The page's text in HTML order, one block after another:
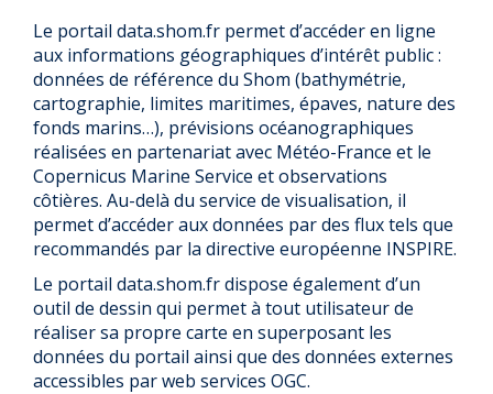
Le portail data.shom.fr permet d’accéder en ligne
aux informations géographiques d’intérêt public :
données de référence du Shom (bathymétrie,
cartographie, limites maritimes, épaves, nature des
fonds marins…), prévisions océanographiques
réalisées en partenariat avec Météo-France et le
Copernicus Marine Service et observations
côtières. Au-delà du service de visualisation, il
permet d’accéder aux données par des flux tels que
recommandés par la directive européenne INSPIRE.
Le portail data.shom.fr dispose également d’un
outil de dessin qui permet à tout utilisateur de
réaliser sa propre carte en superposant les
données du portail ainsi que des données externes
accessibles par web services OGC.